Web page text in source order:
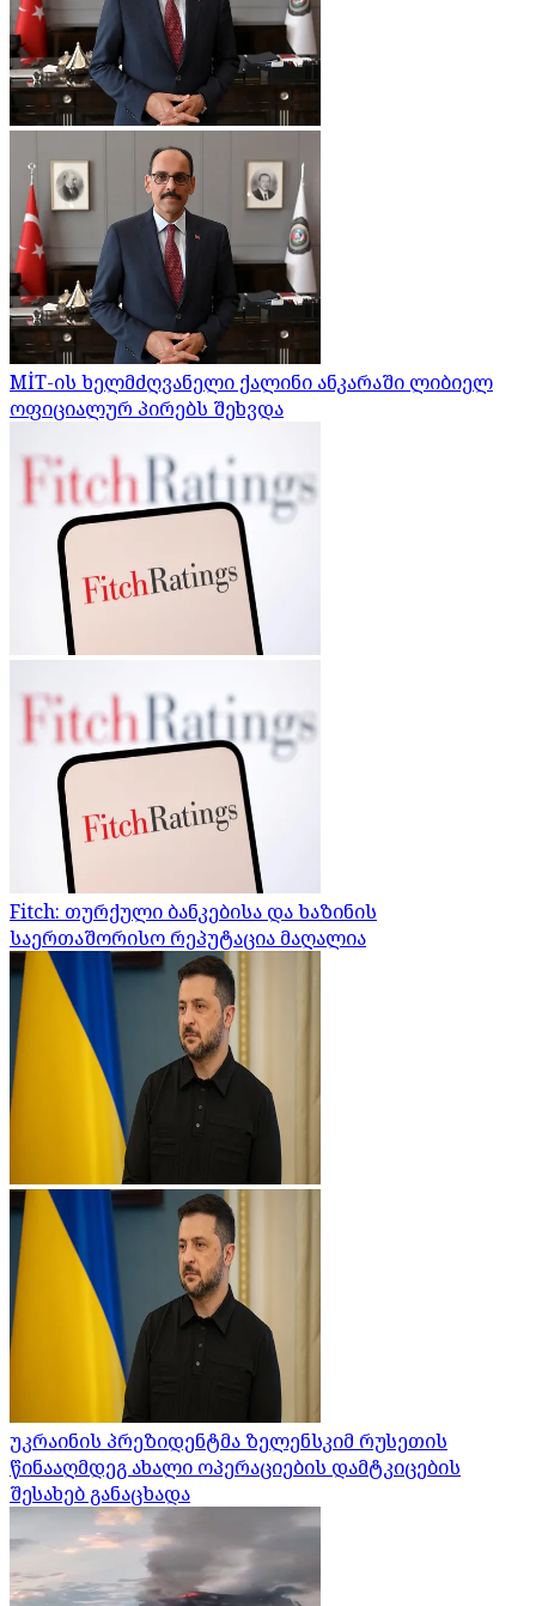
MİT-ის ხელმძღვანელი ქალინი ანკარაში ლიბიელ
ოფიციალურ პირებს შეხვდა
Fitch: თურქული ბანკებისა და ხაზინის
საერთაშორისო რეპუტაცია მაღალია
უკრაინის პრეზიდენტმა ზელენსკიმ რუსეთის
წინააღმდეგ ახალი ოპერაციების დამტკიცების
შესახებ განაცხადა